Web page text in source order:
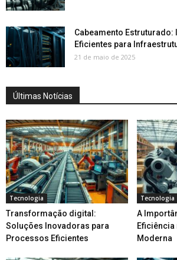
Cabeamento
Eficientes para
21 de maio de 2025
Últimas Notícias
Tecnologia
Transformação digital:
Soluções Inovadoras para
Processos Eficientes
Tecnologia
A
Moderna